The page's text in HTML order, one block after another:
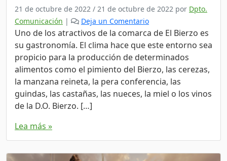
21 de octubre de 2022 / 21 de octubre de 2022 por Dpto.
Comunicación | Deja un Comentario
Uno de los atractivos de la comarca de El Bierzo es
su gastronomía. El clima hace que este entorno sea
propicio para la producción de determinados
alimentos como el pimiento del Bierzo, las cerezas,
la manzana reineta, la pera conferencia, las
guindas, las castañas, las nueces, la miel o los vinos
de la D.O. Bierzo. […]
Lea más »